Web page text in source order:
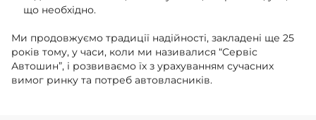
що необхідно.
Ми продовжуємо традиції надійності, закладені ще 25
років тому, у часи, коли ми називалися “Сервіс
Автошин”, і розвиваємо їх з урахуванням сучасних
вимог ринку та потреб автовласників.